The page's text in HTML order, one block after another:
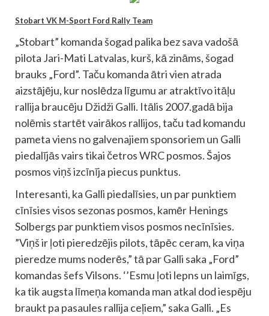
Stobart VK M-Sport Ford Rally Team
„Stobart” komanda šogad palika bez sava vadošā
pilota Jari-Mati Latvalas, kurš, kā zināms, šogad
brauks „Ford”. Taču komanda ātri vien atrada
aizstājēju, kur noslēdza līgumu ar atraktīvo itāļu
rallija braucēju Džidži Galli. Itālis 2007.gadā bija
nolēmis startēt vairākos rallijos, taču tad komandu
pameta viens no galvenajiem sponsoriem un Galli
piedalījās vairs tikai četros WRC posmos. Šajos
posmos viņš izcīnīja piecus punktus.
Interesanti, ka Galli piedalīsies, un par punktiem
cīnīsies visos sezonas posmos, kamēr Henings
Solbergs par punktiem visos posmos necīnīsies.
”Viņš ir ļoti pieredzējis pilots, tāpēc ceram, ka viņa
pieredze mums noderēs,” tā par Galli saka „Ford”
komandas šefs Vilsons. ‘’Esmu ļoti lepns un laimīgs,
ka tik augsta līmeņa komanda man atkal dod iespēju
braukt pa pasaules rallija ceļiem,” saka Galli. „Es